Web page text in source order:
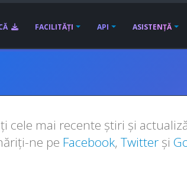
FACILITĂȚI API ASISTENȚĂ
cele mai recente știri și
ne pe Facebook, Twitter și